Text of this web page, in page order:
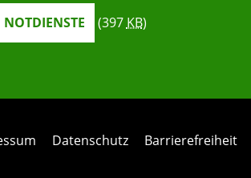
NOTDIENSTE (397KB)
Datenschutz Barrierefreiheit